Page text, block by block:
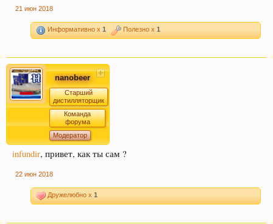
21 июн 2018
Информативно x 1 Полезно x 1
nanobeer
Старший
дистилляторщик
Команда
форума
Модератор
infundir, привет, как ты сам ?
22 июн 2018
Дружелюбно x 1